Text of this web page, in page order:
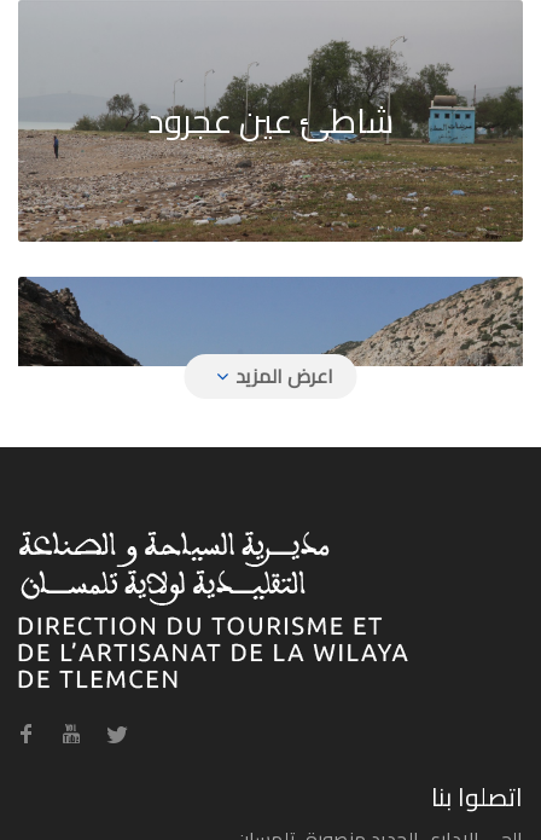
شاطئ عين عجرود
شاطئ آقلا
شاطئ بيدر
اتصلوا بنا